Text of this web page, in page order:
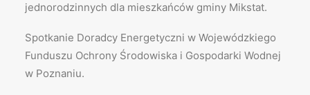
jednorodzinnych dla mieszkańców gminy Mikstat.
Spotkanie Doradcy Energetyczni w Wojewódzkiego
Funduszu Ochrony Środowiska i Gospodarki Wodnej
w Poznaniu.